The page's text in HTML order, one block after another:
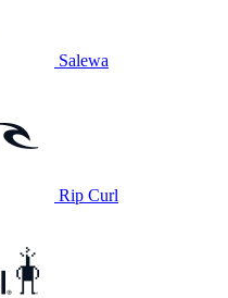
Salewa
Rip Curl